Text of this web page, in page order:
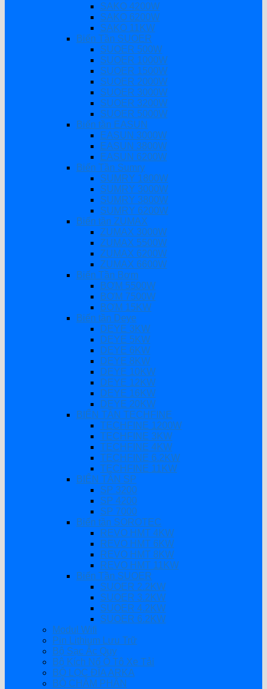
SAKO 4200W
SAKO 6200W
SAKO 11KW
Biến Tần SUOER
SUOER 500W
SUOER 1000W
SUOER 1500W
SUOER 2000W
SUOER 3000W
SUOER 3200W
SUOER 5000W
Biến tần EASUN
EASUN 3000W
EASUN 3800W
EASUN 6200W
Biến Tần Sumry
SUMRY 1800W
SUMRY 3000W
SUMRY 3800W
SUMRY 6200W
Biến tần ZUMAX
ZUMAX 3000W
ZUMAX 5500W
ZUMAX 6200W
ZUMAX 6600W
Biến Tần Bơm
BƠM 5500W
BƠM 7500W
BƠM 15KW
Biến tần Deye
DEYE 3KW
DEYE 5KW
DEYE 6KW
DEYE 8KW
DEYE 10KW
DEYE 12KW
DEYE 16KW
DEYE 20KW
BIẾN TẦN TECHFINE
TECHFINE 1200W
TECHFINE 3KW
TECHFINE 4KW
TECHFINE 6.2KW
TECHFINE 11KW
BIẾN TẦN SP
SP 3200
SP 4200
SP 7000
Biến tần SOROTEC
REVO HMT 4KW
REVO HMT 6KW
REVO HMT 8KW
REVO HMT 11KW
Biến Tần SUOER
SUOER 2.2KW
SUOER 3.2KW
SUOER 4.2KW
SUOER 6.2KW
Modul Wifi
Pin Lithium Lưu Trữ
Bộ Sạc Ắc Quy
Bộ Kích Nổ Ô Tô Xe Tải
BỘ LỌC ĐĨA ARKA
BỘ CHÂM PHÂN